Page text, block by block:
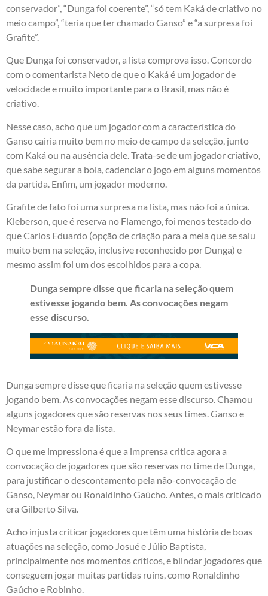
conservador”, “Dunga foi coerente”, “só tem Kaká de criativo no
meio campo”, “teria que ter chamado Ganso” e “a surpresa foi
Grafite”.
Que Dunga foi conservador, a lista comprova isso. Concordo
com o comentarista Neto de que o Kaká é um jogador de
velocidade e muito importante para o Brasil, mas não é
criativo.
Nesse caso, acho que um jogador com a característica do
Ganso cairia muito bem no meio de campo da seleção, junto
com Kaká ou na ausência dele. Trata-se de um jogador criativo,
que sabe segurar a bola, cadenciar o jogo em alguns momentos
da partida. Enfim, um jogador moderno.
Grafite de fato foi uma surpresa na lista, mas não foi a única.
Kleberson, que é reserva no Flamengo, foi menos testado do
que Carlos Eduardo (opção de criação para a meia que se saiu
muito bem na seleção, inclusive reconhecido por Dunga) e
mesmo assim foi um dos escolhidos para a copa.
Dunga sempre disse que ficaria na seleção quem
estivesse jogando bem. As convocações negam
esse discurso.
Dunga sempre disse que ficaria na seleção quem estivesse
jogando bem. As convocações negam esse discurso. Chamou
alguns jogadores que são reservas nos seus times. Ganso e
Neymar estão fora da lista.
O que me impressiona é que a imprensa critica agora a
convocação de jogadores que são reservas no time de Dunga,
para justificar o descontamento pela não-convocação de
Ganso, Neymar ou Ronaldinho Gaúcho. Antes, o mais criticado
era Gilberto Silva.
Acho injusta criticar jogadores que têm uma história de boas
atuações na seleção, como Josué e Júlio Baptista,
principalmente nos momentos críticos, e blindar jogadores que
conseguem jogar muitas partidas ruins, como Ronaldinho
Gaúcho e Robinho.